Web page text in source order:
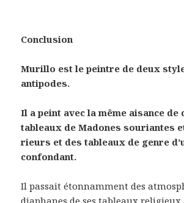
Conclusion
Murillo est le peintre de deux
antipodes.
Il a peint avec la même aisance de
tableaux de Madones souriantes
rieurs et des tableaux de genre
confondant.
Il passait étonnamment des